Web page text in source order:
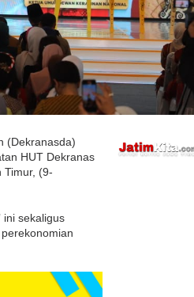
(Dekranasda)
HUT Dekranas
Timur, (9-
ini sekaligus